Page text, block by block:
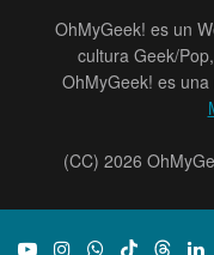
OhMyGeek! es un
cultura Geek/
OhMyGeek! es
(CC) 2026